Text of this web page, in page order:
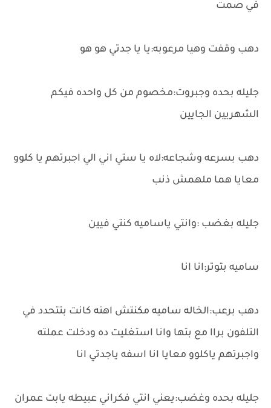
في صمت
دهب وقفت وهيا مرعوبه:يا يا جدتي هو هو
جليله بحده وجبروت:مخصوم من كل واحده فيكم
الشهريين الجايين
دهب بسرعه وشجاعه:لاه يا ستي اني الي اجبرتهم يا كلوو
معايا هما ملهمش ذنب
جليله بغضب :وانتي ياساميه كنتي فيين
ساميه بتوتر:انا انا
دهب برعب:الخاله ساميه مكنتش اهنه كانت بتتحدد في
التلفون براا مع بتها وانا استغليت ده ودخلت عملته
واجبرتهم ياكلوو معايا انا اسفه ياجدتي انا
جليله بحده وغضب:يعني انتي فكراني عبيطه يابت عمران